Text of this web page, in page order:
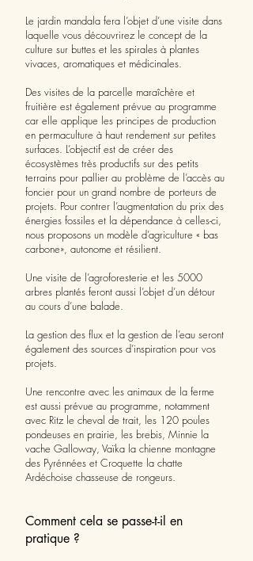
Le jardin mandala fera l’objet d’une visite dans
laquelle vous découvrirez le concept de la
culture sur buttes et les spirales à plantes
vivaces, aromatiques et médicinales.
Des visites de la parcelle maraîchère et
fruitière est également prévue au programme
car elle applique les principes de production
en permaculture à haut rendement sur petites
surfaces. L’objectif est de créer des
écosystèmes très productifs sur des petits
terrains pour pallier au problème de l’accès au
foncier pour un grand nombre de porteurs de
projets. Pour contrer l’augmentation du prix des
énergies fossiles et la dépendance à celles-ci,
nous proposons un modèle d’agriculture « bas
carbone», autonome et résilient.
Une visite de l’agroforesterie et les 5000
arbres plantés feront aussi l’objet d’un détour
au cours d’une balade.
La gestion des flux et la gestion de l’eau seront
également des sources d’inspiration pour vos
projets.
Une rencontre avec les animaux de la ferme
est aussi prévue au programme, notamment
avec Ritz le cheval de trait, les 120 poules
pondeuses en prairie, les brebis, Minnie la
vache Galloway, Vaïka la chienne montagne
des Pyrénnées et Croquette la chatte
Ardéchoise chasseuse de rongeurs.
Comment cela se passe-t-il en
pratique ?